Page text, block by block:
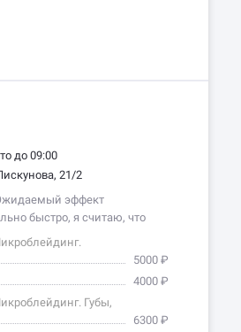
до 09:00
21/2
эффект
быстро, я считаю, что
Материалы…
5000 ₽
4000 ₽
Губы,
6300 ₽